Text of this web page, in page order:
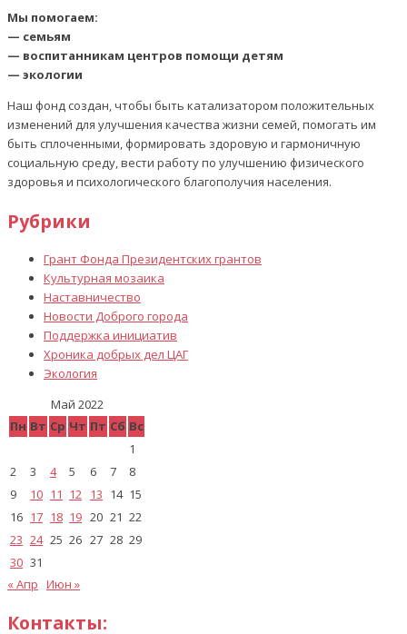
Мы помогаем:
— семьям
— воспитанникам центров помощи детям
— экологии
Наш фонд создан, чтобы быть катализатором положительных
изменений для улучшения качества жизни семей, помогать им
быть сплоченными, формировать здоровую и гармоничную
социальную среду, вести работу по улучшению физического
здоровья и психологического благополучия населения.
Рубрики
Грант Фонда Президентских грантов
Культурная мозаика
Наставничество
Новости Доброго города
Поддержка инициатив
Хроника добрых дел ЦАГ
Экология
Май 2022
Пн Вт Ср Чт Пт Сб Вс
1
2
3 4 5 6 7
8
9
10 11 12 13 14 15
16 17 18 19 20 21 22
23 24 25 26 27 28 29
30 31
« Апр Июн »
Контакты: